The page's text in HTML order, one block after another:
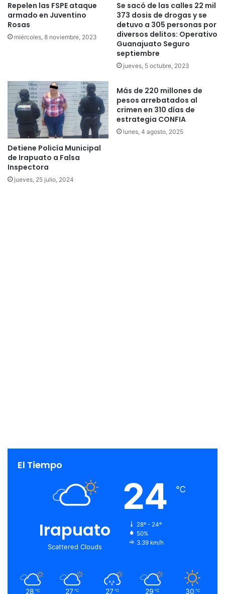
Repelen las FSPE ataque
armado en Juventino
Rosas
miércoles, 8 noviembre, 2023
Se sacó de las calles 22 mil
373 dosis de drogas y se
detuvo a 305 personas por
diversos delitos: Operativo
Guanajuato Seguro
septiembre
jueves, 5 octubre, 2023
Detiene Policía Municipal
de Irapuato a Falsa
Inspectora
jueves, 25 julio, 2024
Más de 220 millones de
pesos arrebatados al
crimen en 310 días de
estrategia CONFIA
lunes, 4 agosto, 2025
El Tiempo
Irapuato
Scattered Clouds
24 ℃
28º - 24º
50%
3.39 km/h
28 ℃ 27 ℃ 27 ℃ 29 ℃ 30 ℃